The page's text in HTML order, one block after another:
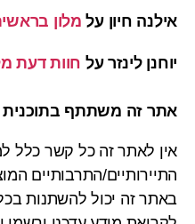
אילנה חיון על מלון
יוחנן לינזר על חוות דעת
אתר זה משתתף בתוכנית
אין לאתר זה כל קשר כלל
התיירותיים/התרבותיים
באתר זה יכול להשתנות בכל